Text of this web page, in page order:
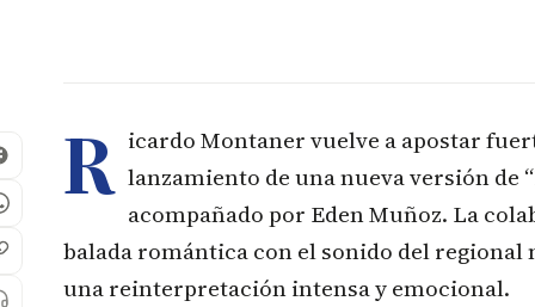
R icardo Montaner vuelve a apostar
lanzamiento de una nueva versión de
acompañado por Eden Muñoz. La
balada romántica con el sonido del
una reinterpretación intensa y emocional.